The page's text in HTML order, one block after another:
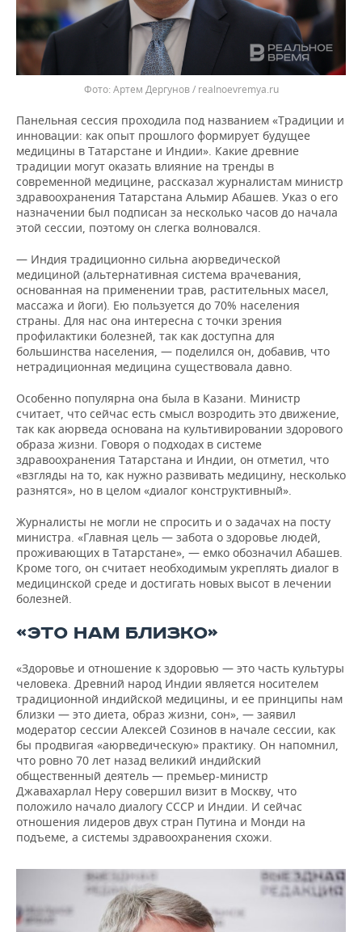
Артем Дергунов / realnoevremya.ru
Панельная сессия проходила под названием «Традиции и
инновации: как опыт прошлого формирует будущее
медицины в Татарстане и Индии». Какие древние
традиции могут оказать влияние на тренды в
современной медицине, рассказал журналистам министр
здравоохранения Татарстана Альмир Абашев. Указ о его
назначении был подписан за несколько часов до начала
этой сессии, поэтому он слегка волновался.
— Индия традиционно сильна аюрведической
медициной (альтернативная система врачевания,
основанная на применении трав, растительных масел,
массажа и йоги). Ею пользуется до 70% населения
страны. Для нас она интересна с точки зрения
профилактики болезней, так как доступна для
большинства населения, — поделился он, добавив, что
нетрадиционная медицина существовала давно.
Особенно популярна она была в Казани. Министр
считает, что сейчас есть смысл возродить это движение,
так как аюрведа основана на культивировании здорового
образа жизни. Говоря о подходах в системе
здравоохранения Татарстана и Индии, он отметил, что
«взгляды на то, как нужно развивать медицину, несколько
разнятся», но в целом «диалог конструктивный».
Журналисты не могли не спросить и о задачах на посту
министра. «Главная цель — забота о здоровье людей,
проживающих в Татарстане», — емко обозначил Абашев.
Кроме того, он считает необходимым укреплять диалог в
медицинской среде и достигать новых высот в лечении
болезней.
«ЭТО НАМ БЛИЗКО»
«Здоровье и отношение к здоровью — это часть культуры
человека. Древний народ Индии является носителем
традиционной индийской медицины, и ее принципы нам
близки — это диета, образ жизни, сон», — заявил
модератор сессии Алексей Созинов в начале сессии, как
бы продвигая «аюрведическую» практику. Он напомнил,
что ровно 70 лет назад великий индийский
общественный деятель — премьер-министр
Джавахарлал Неру совершил визит в Москву, что
положило начало диалогу СССР и Индии. И сейчас
отношения лидеров двух стран Путина и Монди на
подъеме, а системы здравоохранения схожи.